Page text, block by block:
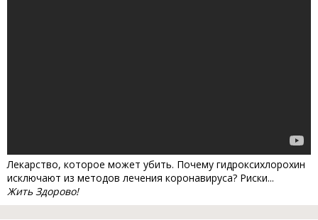
Лекарство, которое может убить. Почему гидроксихлорохин
исключают из методов лечения коронавируса? Риски...
Жить Здорово!